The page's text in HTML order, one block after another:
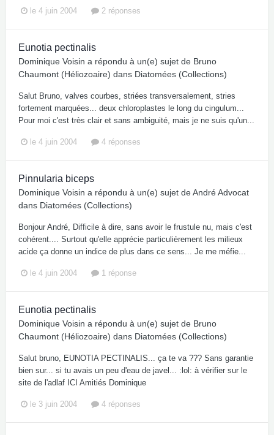
le 4 juin 2004 2 réponses
Eunotia pectinalis
Dominique Voisin a répondu à un(e) sujet de Bruno
Chaumont (Héliozoaire) dans Diatomées (Collections)
Salut Bruno, valves courbes, striées transversalement, stries
fortement marquées... deux chloroplastes le long du cingulum...
Pour moi c'est très clair et sans ambiguité, mais je ne suis qu'un...
le 4 juin 2004 4 réponses
Pinnularia biceps
Dominique Voisin a répondu à un(e) sujet deAndré Advocat
dans Diatomées (Collections)
Bonjour André, Difficile à dire, sans avoir le frustule nu, mais c'est
cohérent.... Surtout qu'elle apprécie particulièrement les milieux
acide ça donne un indice de plus dans ce sens... Je me méfie...
le 4 juin 2004 1 réponse
Eunotia pectinalis
Dominique Voisin a répondu à un(e) sujet de Bruno
Chaumont (Héliozoaire) dans Diatomées (Collections)
Salut bruno, EUNOTIA PECTINALIS... ça te va ??? Sans garantie
bien sur... si tu avais un peu d'eau de javel... :lol: à vérifier sur le
site de l'adlaf ICI Amitiés Dominique
le 3 juin 2004 4 réponses